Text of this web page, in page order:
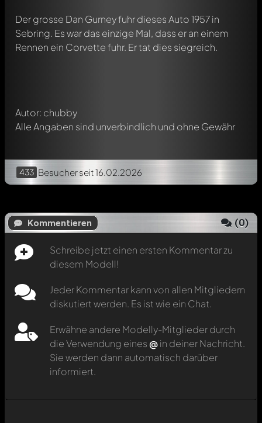
Der grosse Dan Gurney fuhr dieses Auto 1957 in
Sebring. Es war das einzige Mal, dass er an einem
Rennen ein Corvette fuhr. Er tat dies siegreich.
Autor: chubby
Alle Angaben sind unverbindlich und ohne Gewähr
433 Besucherseit 16.02.2026
Kommentieren (0)
Schreibe jetzt einen ersten Kommentar zu
diesem Modell!
Jeder Kommentar kann von allen Mitgliedern
diskutiert werden. Es ist wie ein Chat.
Erwähne andere Modelly-Mitglieder durch
die Verwendung eines @in deiner Nachricht.
Sie werden dann automatisch darüber
informiert.
Schreibe jetzt einen ersten Kommentar zu diesem Modell!
Jeder Kommentar kann von allen Mitgliedern diskutiert
werden. Es ist wie ein Chat.
Erwähne andere Modelly-Mitglieder durch die